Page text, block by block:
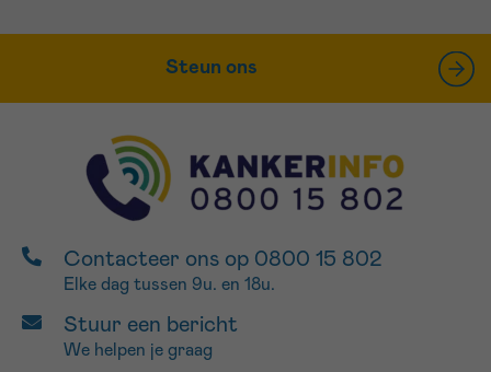
Steun ons
Contacteer ons op 0800 15 802
Elke dag tussen 9u. en 18u.
Stuur een bericht
We helpen je graag